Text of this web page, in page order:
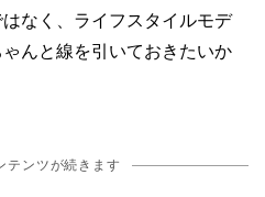
なく、ライフスタイルモデ
んと線を引いておきたいか
テンツが続きます